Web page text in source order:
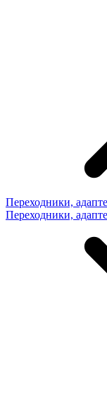
Переходники,
Переходники,